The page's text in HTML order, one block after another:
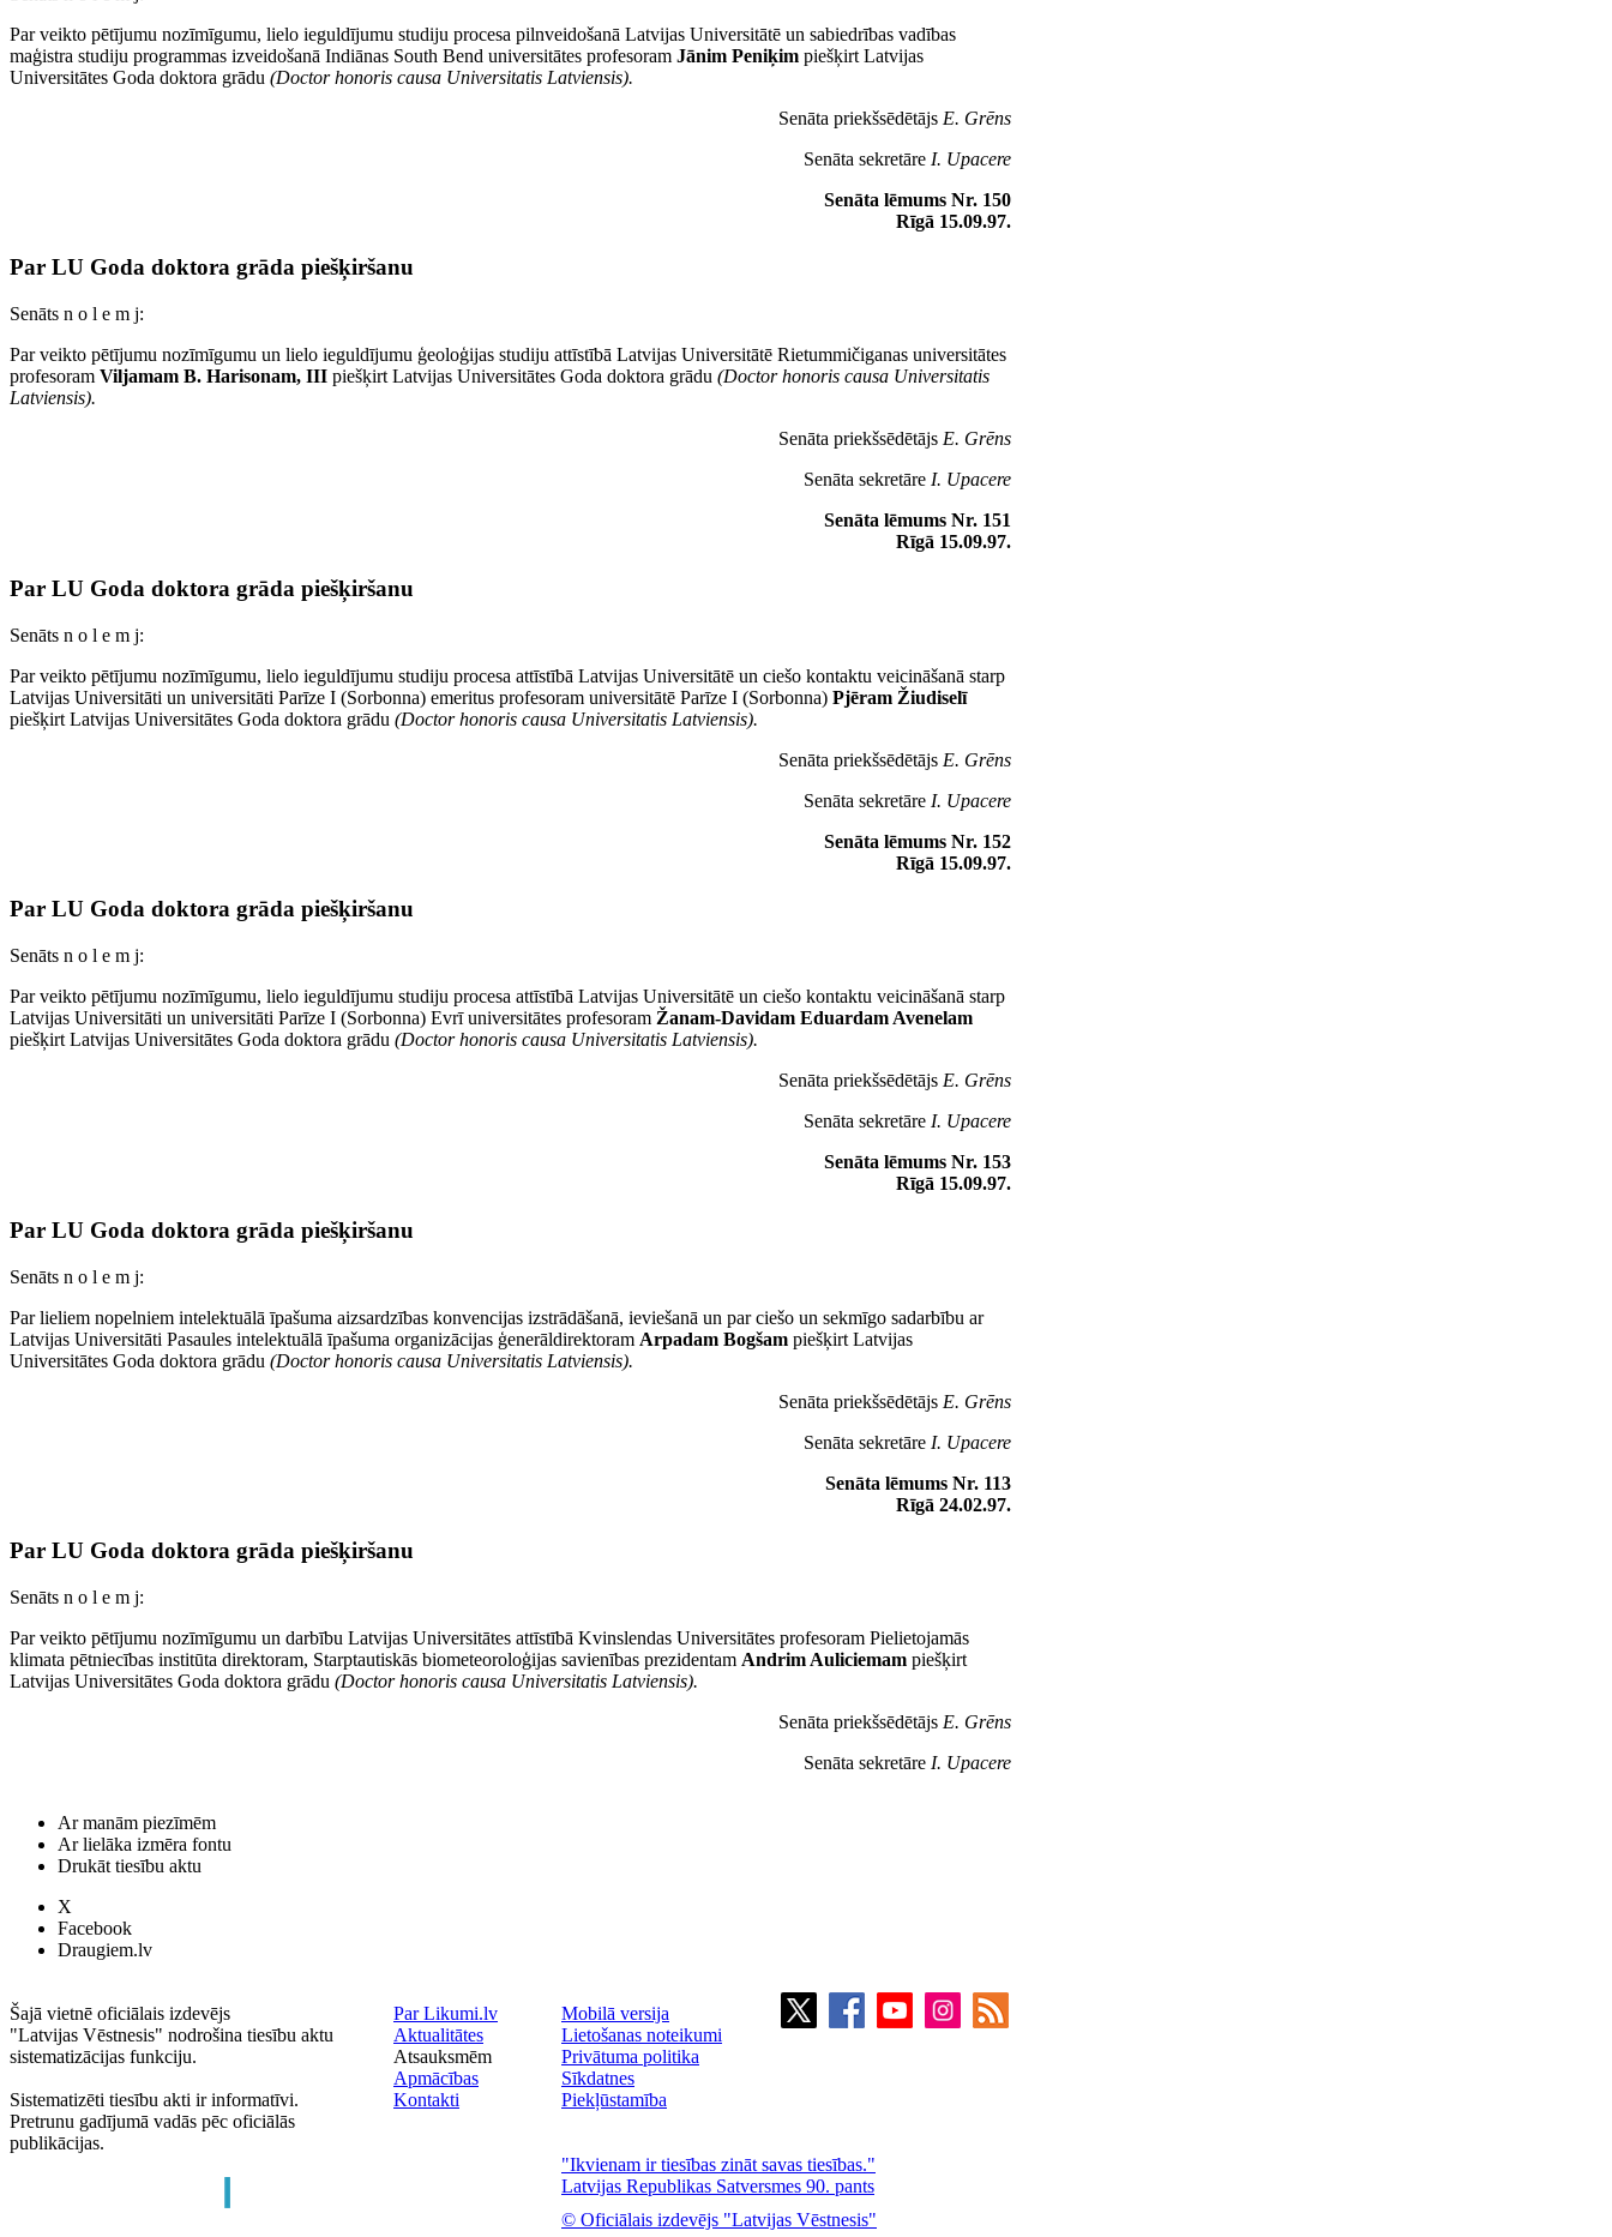
Par veikto pētījumu nozīmīgumu, lielo ieguldījumu studiju procesa pilnveidošanā Latvijas Universitātē un sabiedrības vadības
maģistra studiju programmas izveidošanā Indiānas South Bend universitātes profesoram Jānim Peniķim piešķirt Latvijas
Universitātes Goda doktora grādu (Doctor honoris causa Universitatis Latviensis).
Senāta priekšsēdētājs E. Grēns
Senāta sekretāre I. Upacere
Senāta lēmums Nr. 150
Rīgā 15.09.97.
Par LU Goda doktora grāda piešķiršanu
Senāts n o l e m j:
Par veikto pētījumu nozīmīgumu un lielo ieguldījumu ģeoloģijas studiju attīstībā Latvijas Universitātē Rietummičiganas universitātes
profesoram Viljamam B. Harisonam, III piešķirt Latvijas Universitātes Goda doktora grādu (Doctor honoris causa Universitatis
Latviensis).
Senāta priekšsēdētājs E. Grēns
Senāta sekretāre I. Upacere
Senāta lēmums Nr. 151
Rīgā 15.09.97.
Par LU Goda doktora grāda piešķiršanu
Senāts n o l e m j:
Par veikto pētījumu nozīmīgumu, lielo ieguldījumu studiju procesa attīstībā Latvijas Universitātē un ciešo kontaktu veicināšanā starp
Latvijas Universitāti un universitāti Parīze I (Sorbonna) emeritus profesoram universitātē Parīze I (Sorbonna) Pjēram Žiudiselī
piešķirt Latvijas Universitātes Goda doktora grādu (Doctor honoris causa Universitatis Latviensis).
Senāta priekšsēdētājs E. Grēns
Senāta sekretāre I. Upacere
Senāta lēmums Nr. 152
Rīgā 15.09.97.
Par LU Goda doktora grāda piešķiršanu
Senāts n o l e m j:
Par veikto pētījumu nozīmīgumu, lielo ieguldījumu studiju procesa attīstībā Latvijas Universitātē un ciešo kontaktu veicināšanā starp
Latvijas Universitāti un universitāti Parīze I (Sorbonna) Evrī universitātes profesoram Žanam-Davidam Eduardam Avenelam
piešķirt Latvijas Universitātes Goda doktora grādu (Doctor honoris causa Universitatis Latviensis).
Senāta priekšsēdētājs E. Grēns
Senāta sekretāre I. Upacere
Senāta lēmums Nr. 153
Rīgā 15.09.97.
Par LU Goda doktora grāda piešķiršanu
Senāts n o l e m j:
Par lieliem nopelniem intelektuālā īpašuma aizsardzības konvencijas izstrādāšanā, ieviešanā un par ciešo un sekmīgo sadarbību ar
Latvijas Universitāti Pasaules intelektuālā īpašuma organizācijas ģenerāldirektoram Arpadam Bogšam piešķirt Latvijas
Universitātes Goda doktora grādu (Doctor honoris causa Universitatis Latviensis).
Senāta priekšsēdētājs E. Grēns
Senāta sekretāre I. Upacere
Senāta lēmums Nr. 113
Rīgā 24.02.97.
Par LU Goda doktora grāda piešķiršanu
Senāts n o l e m j:
Par veikto pētījumu nozīmīgumu un darbību Latvijas Universitātes attīstībā Kvinslendas Universitātes profesoram Pielietojamās
klimata pētniecības institūta direktoram, Starptautiskās biometeoroloģijas savienības prezidentam Andrim Auliciemam piešķirt
Latvijas Universitātes Goda doktora grādu (Doctor honoris causa Universitatis Latviensis).
Senāta priekšsēdētājs E. Grēns
Senāta sekretāre I. Upacere
Ar manām piezīmēm
Ar lielāka izmēra fontu
Drukāt tiesību aktu
X
Facebook
Draugiem.lv
Šajā vietnē oficiālais izdevējs
"Latvijas Vēstnesis" nodrošina tiesību aktu
sistematizācijas funkciju.
Sistematizēti tiesību akti ir informatīvi.
Pretrunu gadījumā vadās pēc oficiālās
publikācijas.
Par Likumi.lv
Aktualitātes
Atsauksmēm
Apmācības
Kontakti
Mobilā versija
Lietošanas noteikumi
Privātuma politika
Sīkdatnes
Piekļūstamība
"Ikvienam ir tiesības zināt savas tiesības."
Latvijas Republikas Satversmes 90. pants
© Oficiālais izdevējs "Latvijas Vēstnesis"